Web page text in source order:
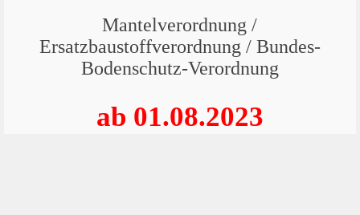
Mantelverordnung /
Ersatzbaustoffverordnung / Bundes-
Bodenschutz-Verordnung
ab 01.08.2023